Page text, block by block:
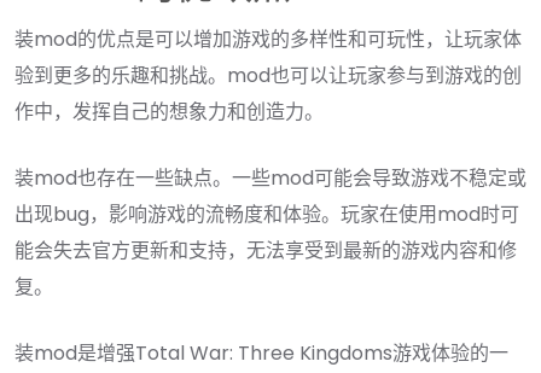
装mod的优点是可以增加游戏的多样性和可玩性，让玩家体
验到更多的乐趣和挑战。mod也可以让玩家参与到游戏的创
作中，发挥自己的想象力和创造力。
装mod也存在一些缺点。一些mod可能会导致游戏不稳定或
出现bug，影响游戏的流畅度和体验。玩家在使用mod时可
能会失去官方更新和支持，无法享受到最新的游戏内容和修
复。
装mod是增强Total War: Three Kingdoms游戏体验的一